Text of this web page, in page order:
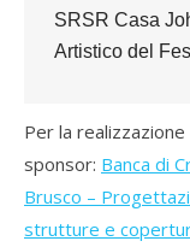
SRSR Casa
Artistico del
Per la
sponsor: Banca di
Brusco –
strutture e